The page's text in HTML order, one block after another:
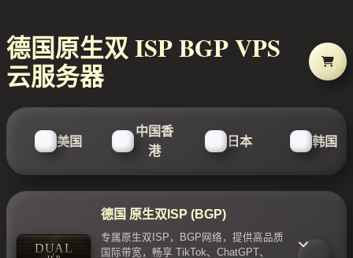
德国原生双 ISP BGP VPS
云服务器
美国
中国香
港
日本 韩国
DUAL
德国 原生双ISP (BGP)
专属原生双ISP，BGP网络，提供高品质
国际带宽，畅享 TikTok、ChatGPT、